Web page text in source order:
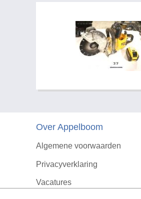
Over Appelboom
Algemene voorwaarden
Privacyverklaring
Vacatures